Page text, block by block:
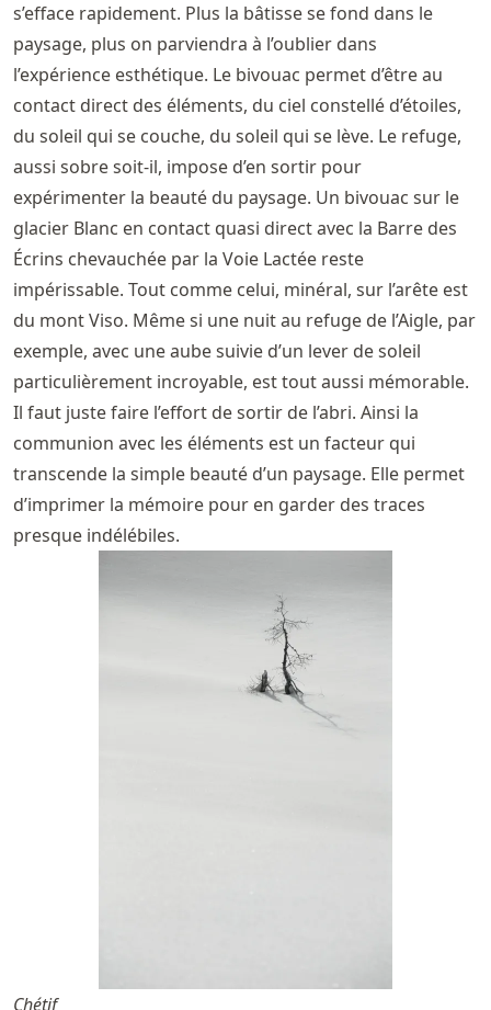
s’efface rapidement. Plus la bâtisse se fond dans le
paysage, plus on parviendra à l’oublier dans
l’expérience esthétique. Le bivouac permet d’être au
contact direct des éléments, du ciel constellé d’étoiles,
du soleil qui se couche, du soleil qui se lève. Le refuge,
aussi sobre soit-il, impose d’en sortir pour
expérimenter la beauté du paysage. Un bivouac sur le
glacier Blanc en contact quasi direct avec la Barre des
Écrins chevauchée par la Voie Lactée reste
impérissable. Tout comme celui, minéral, sur l’arête est
du mont Viso. Même si une nuit au refuge de l’Aigle, par
exemple, avec une aube suivie d’un lever de soleil
particulièrement incroyable, est tout aussi mémorable.
Il faut juste faire l’effort de sortir de l’abri. Ainsi la
communion avec les éléments est un facteur qui
transcende la simple beauté d’un paysage. Elle permet
d’imprimer la mémoire pour en garder des traces
presque indélébiles.
Chétif